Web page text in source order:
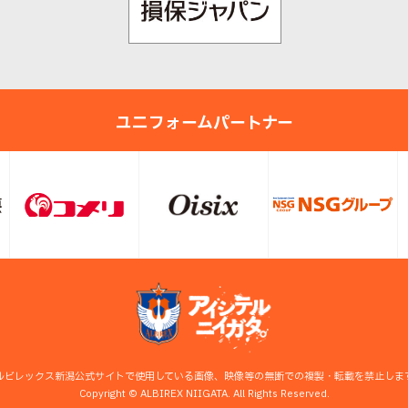
ユニフォームパートナー
ビレックス新潟公式サイトで使用している画像、映像等の無断での複製・転載を禁止しま
Copyright © ALBIREX NIIGATA. All Rights Reserved.